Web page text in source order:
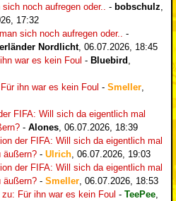
noch aufregen oder..
- bobschulz
17:32
sich noch aufregen oder..
-
Nordlicht, 06.07.2026, 18:45
war es kein Foul - Bluebird
ihn war es kein Foul - Smeller
FIFA: Will sich da eigentlich mal
- Alones 06.07.2026, 18:39
der FIFA: Will sich da eigentlich mal
äußern? - Ulrich 06.07.2026, 19:03
der FIFA: Will sich da eigentlich mal
äußern? - Smeller 06.07.2026, 18:53
Für ihn war es kein Foul - TeePee